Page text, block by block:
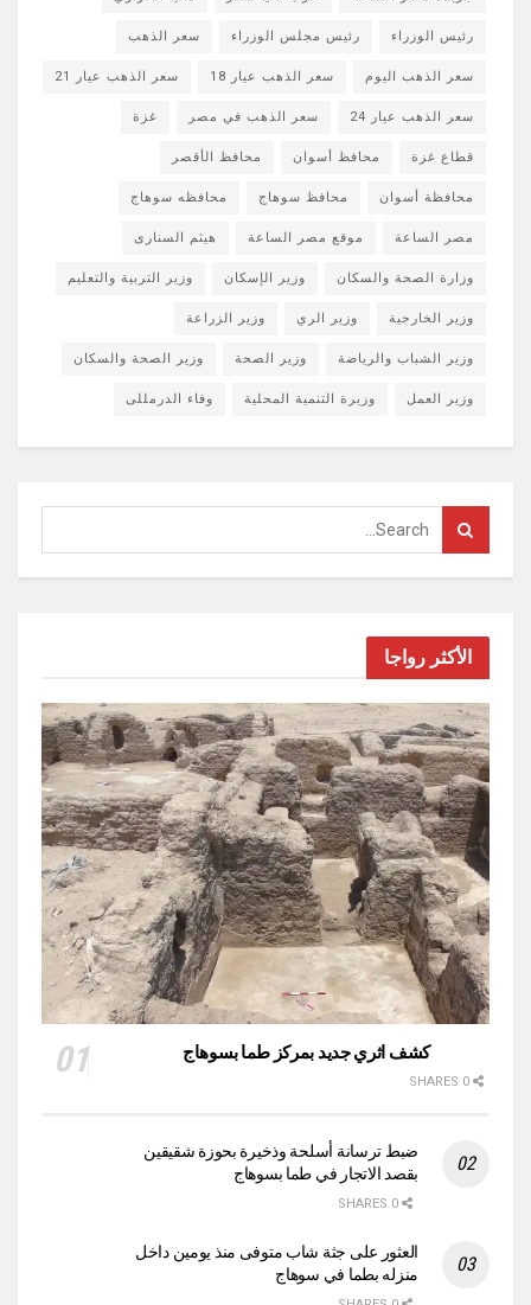
رئيس الوزراء رئيس مجلس الوزراء سعر الذهب
سعر الذهب اليوم سعر الذهب عيار 18 سعر الذهب عيار 21
سعر الذهب عيار 24 سعر الذهب في مصر غزة
قطاع غزة محافظ أسوان محافظ الأقصر
محافظة أسوان محافظ سوهاج محافظه سوهاج
مصر الساعة موقع مصر الساعة هيثم السنارى
وزارة الصحة والسكان وزير الإسكان وزير التربية والتعليم
وزير الخارجية وزير الري وزير الزراعة
وزير الشباب والرياضة وزير الصحة وزير الصحة والسكان
وزير العمل وزيرة التنمية المحلية وفاء الدرمللى
الأكثر رواجا
كشف اثري جديد بمركز طما بسوهاج
ضبط ترسانة أسلحة وذخيرة بحوزة شقيقين
بقصد الاتجار في طما بسوهاج
العثور على جثة شاب متوفى منذ يومين داخل
منزله بطما في سوهاج